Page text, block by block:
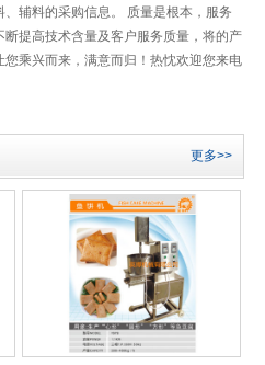
辅料的采购信息。 质量是根本，服务
提高技术含量及客户服务质量，将的产
乘兴而来，满意而归！热忱欢迎您来电
更多>>